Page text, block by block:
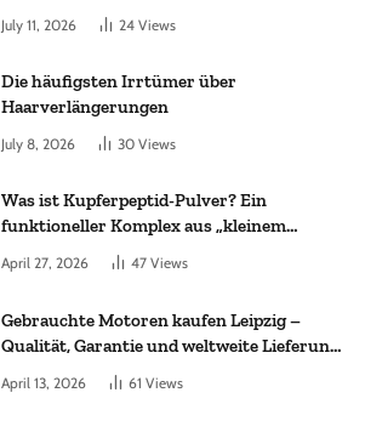
July 11, 2026 24 Views
Die häufigsten Irrtümer über
Haarverlängerungen
July 8, 2026 30 Views
Was ist Kupferpeptid-Pulver? Ein
funktioneller Komplex aus „kleinem
Molekül + Metall“
April 27, 2026 47 Views
Gebrauchte Motoren kaufen Leipzig –
Qualität, Garantie und weltweite Lieferung
April 13, 2026 61 Views